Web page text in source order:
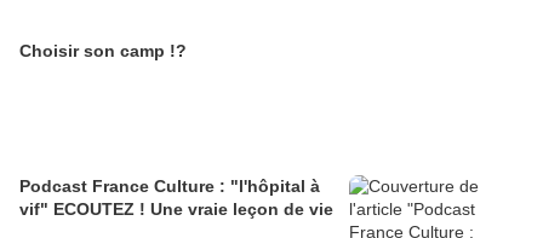
Choisir son camp !?
Podcast France Culture : "l'hôpital à
vif" ECOUTEZ ! Une vraie leçon de vie